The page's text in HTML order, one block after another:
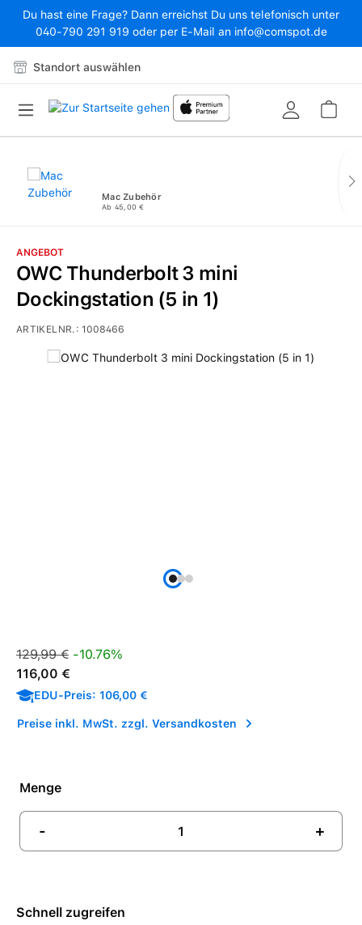
Zum Hauptinhalt springen
Du hast eine Frage? Dann erreichst Du uns telefonisch unter
040-790 291 919 oder per E-Mail an info@comspot.de
Standort auswählen
Mac Zubehör
Ab 45,00 €
Bildergalerie überspringen
ANGEBOT
OWC Thunderbolt 3 mini
Dockingstation (5 in 1)
ARTIKELNR.:1008466
Verkaufspreis:
Regulärer Preis:
129,99 € -10.76%
116,00 €
EDU-Preis: 106,00 €
Preise inkl. MwSt. zzgl. Versandkosten
Menge
- +
Schnell zugreifen